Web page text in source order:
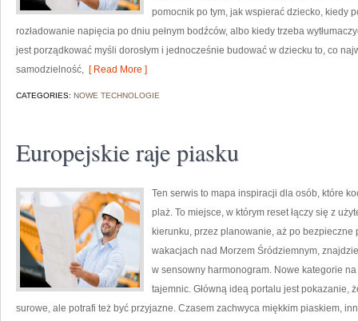
pomocnik po tym, jak wspierać dziecko, kiedy
rozładowanie napięcia po dniu pełnym bodźców, albo kiedy trzeba
jest porządkować myśli dorosłym i jednocześnie budować w dziecku to, co
samodzielność, [ Read More ]
CATEGORIES: NOWE TECHNOLOGIE
Europejskie raje piasku
Ten serwis to mapa inspiracji dla osób, które
plaż. To miejsce, w którym reset łączy się z
kierunku, przez planowanie, aż po bezpieczne
wakacjach nad Morzem Śródziemnym,
w sensowny harmonogram. Nowe kategorie
tajemnic. Główną ideą portalu jest pokazanie,
surowe, ale potrafi też być przyjazne. Czasem zachwyca miękkim piaskiem,